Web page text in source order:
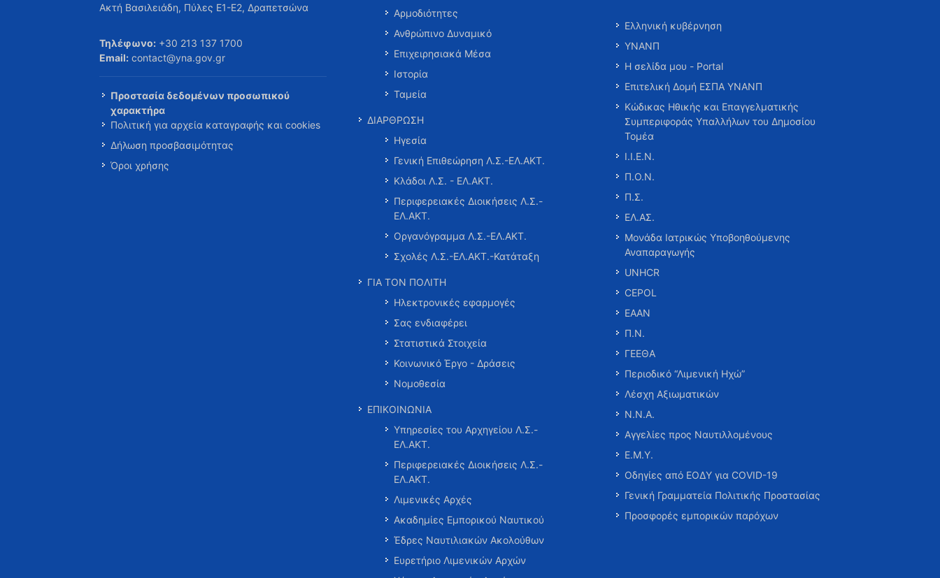
Ακτή Βασιλειάδη, Πύλες Ε1-Ε2, Δραπετσώνα
Τηλέφωνο: +30 213 137 1700
Email: contact@yna.gov.gr
Προστασία δεδομένων προσωπικού
χαρακτήρα
Πολιτική για αρχεία καταγραφής και cookies
Δήλωση προσβασιμότητας
Όροι χρήσης
Αρμοδιότητες
Ανθρώπινο Δυναμικό
Επιχειρησιακά Μέσα
Ιστορία
Ταμεία
ΔΙΑΡΘΡΩΣΗ
Ηγεσία
Γενική Επιθεώρηση Λ.Σ.-ΕΛ.ΑΚΤ.
Κλάδοι Λ.Σ. - ΕΛ.ΑΚΤ.
Περιφερειακές Διοικήσεις Λ.Σ.-
ΕΛ.ΑΚΤ.
Οργανόγραμμα Λ.Σ.-ΕΛ.ΑΚΤ.
Σχολές Λ.Σ.-ΕΛ.ΑΚΤ.-Κατάταξη
ΓΙΑ ΤΟΝ ΠΟΛΙΤΗ
Ηλεκτρονικές εφαρμογές
Σας ενδιαφέρει
Στατιστικά Στοιχεία
Κοινωνικό Έργο - Δράσεις
Νομοθεσία
ΕΠΙΚΟΙΝΩΝΙΑ
Υπηρεσίες του Αρχηγείου Λ.Σ.-
ΕΛ.ΑΚΤ.
Περιφερειακές Διοικήσεις Λ.Σ.-
ΕΛ.ΑΚΤ.
Λιμενικές Αρχές
Ακαδημίες Εμπορικού Ναυτικού
Έδρες Ναυτιλιακών Ακολούθων
Ευρετήριο Λιμενικών Αρχών
Ελληνική κυβέρνηση
ΥΝΑΝΠ
Η σελίδα μου - Portal
Επιτελική Δομή ΕΣΠΑ ΥΝΑΝΠ
Κώδικας Ηθικής και Επαγγελματικής
Συμπεριφοράς Υπαλλήλων του Δημοσίου
Τομέα
Ι.Ι.Ε.Ν.
Π.Ο.Ν.
Π.Σ.
ΕΛ.ΑΣ.
Μονάδα Ιατρικώς Υποβοηθούμενης
Αναπαραγωγής
UNHCR
CEPOL
ΕΑΑΝ
Π.Ν.
ΓΕΕΘΑ
Περιοδικό “Λιμενική Ηχώ”
Λέσχη Αξιωματικών
Ν.Ν.Α.
Αγγελίες προς Ναυτιλλομένους
Ε.Μ.Υ.
Οδηγίες από ΕΟΔΥ για COVID-19
Γενική Γραμματεία Πολιτικής Προστασίας
Προσφορές εμπορικών παρόχων